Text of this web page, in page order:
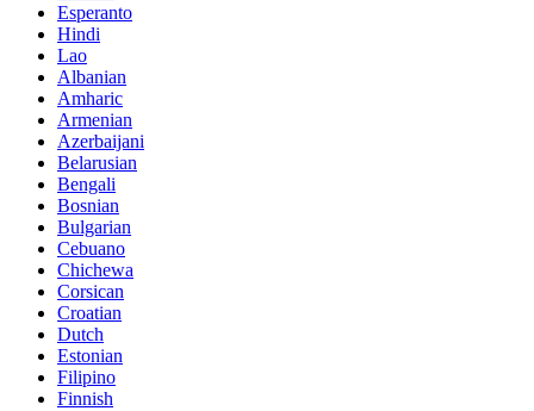
Esperanto
Hindi
Lao
Albanian
Amharic
Armenian
Azerbaijani
Belarusian
Bengali
Bosnian
Bulgarian
Cebuano
Chichewa
Corsican
Croatian
Dutch
Estonian
Filipino
Finnish